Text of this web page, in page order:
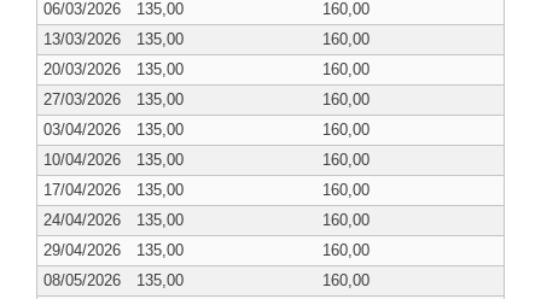
06/03/2026
135,00
160,00
13/03/2026
135,00
160,00
20/03/2026
135,00
160,00
27/03/2026
135,00
160,00
03/04/2026
135,00
160,00
10/04/2026
135,00
160,00
17/04/2026
135,00
160,00
24/04/2026
135,00
160,00
29/04/2026
135,00
160,00
08/05/2026
135,00
160,00